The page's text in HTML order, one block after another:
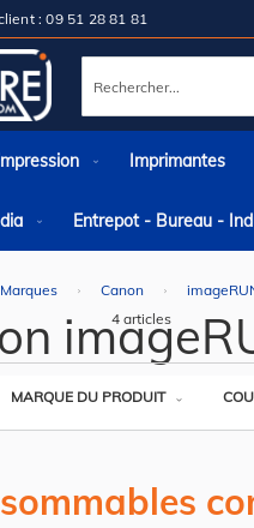
: 09 51 28 81 81
Rechercher
Imprimantes
Entrepot - Bureau -
Marques Canon
MARQUE DU PRODUIT
4 articles